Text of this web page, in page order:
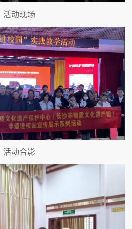
活动现场
活动合影